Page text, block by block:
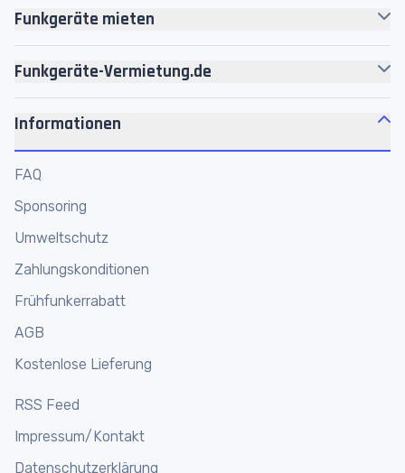
Funkgeräte mieten
Headsets
Akkus
Zubehör
Personenführungsanlagen
Megafone
Funkmikrofone
Funkgeräte-Vermietung.de
Motorola Platin Partner
Werkstatt
Funkgeräte Shop
Funkgeräte online mieten
Informationen
FAQ
Sponsoring
Umweltschutz
Zahlungskonditionen
Frühfunkerrabatt
AGB
Kostenlose Lieferung
RSS Feed
Impressum/Kontakt
Datenschutzerklärung